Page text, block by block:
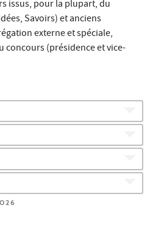
issus, pour la plupart, du
Savoirs) et anciens
externe et spéciale,
concours (présidence et vice-